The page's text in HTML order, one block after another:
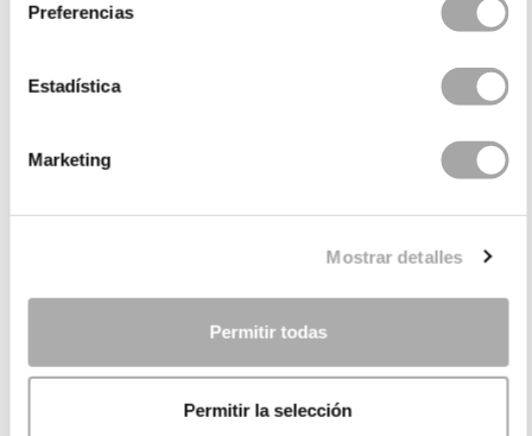
Preferencias
Estadística
Marketing
Mostrar detalles
Permitir todas
Permitir la selección
NEED SOME HELP?
COMPANY